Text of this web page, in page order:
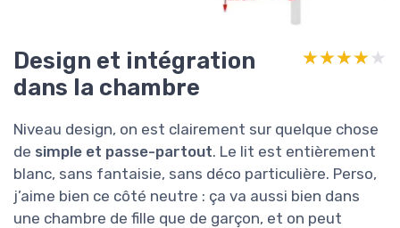
Design et intégration
dans la chambre
★★★★★
★★★★★
Niveau design, on est clairement sur quelque chose
de simple et passe-partout. Le lit est entièrement
blanc, sans fantaisie, sans déco particulière. Perso,
j’aime bien ce côté neutre : ça va aussi bien dans
une chambre de fille que de garçon, et on peut